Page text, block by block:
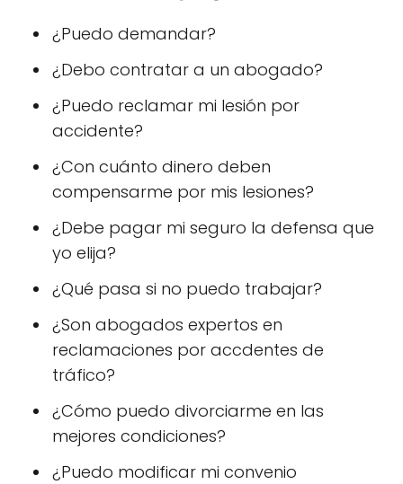
¿Puedo demandar?
¿Debo contratar a un abogado?
¿Puedo reclamar mi lesión por
accidente?
¿Con cuánto dinero deben
compensarme por mis lesiones?
¿Debe pagar mi seguro la defensa que
yo elija?
¿Qué pasa si no puedo trabajar?
¿Son abogados expertos en
reclamaciones por accdentes de
tráfico?
¿Cómo puedo divorciarme en las
mejores condiciones?
¿Puedo modificar mi convenio